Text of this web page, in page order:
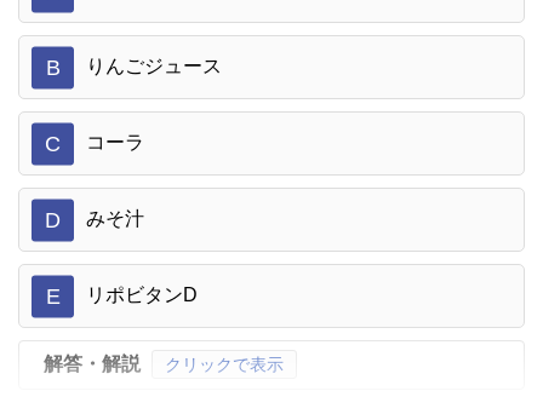
B りんごジュース
C コーラ
D みそ汁
E リポビタンD
解答・解説 クリックで表示